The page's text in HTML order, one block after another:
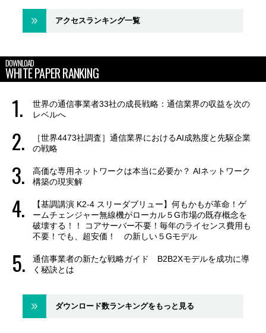
アクセスランキング一覧
DOWNLOAD
WHITE PAPER RANKING
世界の通信事業者33社の成長戦略：通信業界の収益を次の
レベルへ
［世界4473社調査］通信業界におけるAI成熟度と先駆企業
の戦略
高価な専用ネットワークは本当に必要か？ AIネットワーク
構築の現実解
【基調講演 K2-4 スリーダブリュー】何もかもが革命！ゲ
ームチェンジャー無線機がローカル５G市場の既存概念を
破壊する！！ コアサーバー不要！毎年のライセンス費用も
不要！でも、超安価！ の新しい５Gモデル
通信事業者の新たな戦略ガイド B2B2Xモデルを成功に導
く秘訣とは
ダウンロード数ランキングをもっと見る